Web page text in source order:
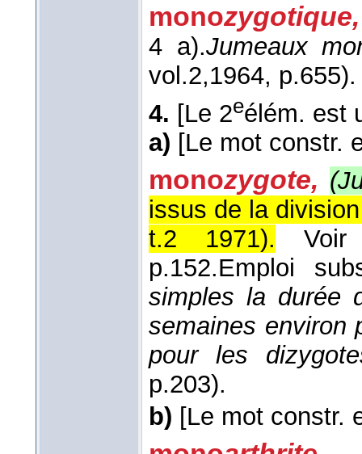
monozygotique,
4 a).Jumeaux
vol.2,1964, p.655).
4. [Le 2eélém. est
a) [Le mot constr.
monozygote,
issus de la
t.2 1971).
p.152.Emploi
simples la durée
semaines environ
pour les
p.203).
b) [Le mot constr.